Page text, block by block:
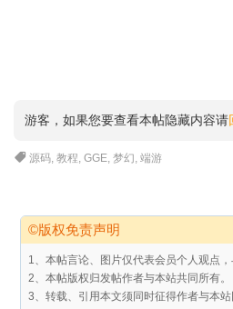
游客，如果您要查看本帖隐藏内容请
源码 ,教程 ,GGE ,梦幻 ,端游
©版权免责声明
1、本帖言论、图片仅代表会员个人观点，
2、本帖版权归发帖作者与本站共同所有。
3、转载、引用本文须同时征得作者与本站